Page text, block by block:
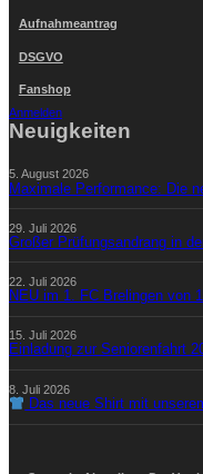
Aufnahmeantrag
DSGVO
Fanshop
Anmelden
Neuigkeiten
5. August 2026
Maximale Performance: Die
29. Juli 2026
Großer Prüfungsandrang in
22. Juli 2026
NEU im 1. FC Brelingen von
15. Juli 2026
Einladung zur Seniorenfahrt
8. Juli 2026
Das neue Shirt mit